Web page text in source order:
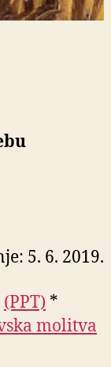
5. 6. 2019.
(PPT) *
molitva